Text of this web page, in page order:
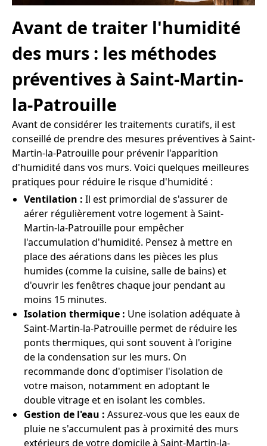
Avant de traiter l'humidité
des murs : les méthodes
préventives à Saint-Martin-
la-Patrouille
Avant de considérer les traitements curatifs, il est
conseillé de prendre des mesures préventives à Saint-
Martin-la-Patrouille pour prévenir l'apparition
d'humidité dans vos murs. Voici quelques meilleures
pratiques pour réduire le risque d'humidité :
Ventilation : Il est primordial de s'assurer de
aérer régulièrement votre logement à Saint-
Martin-la-Patrouille pour empêcher
l'accumulation d'humidité. Pensez à mettre en
place des aérations dans les pièces les plus
humides (comme la cuisine, salle de bains) et
d'ouvrir les fenêtres chaque jour pendant au
moins 15 minutes.
Isolation thermique : Une isolation adéquate à
Saint-Martin-la-Patrouille permet de réduire les
ponts thermiques, qui sont souvent à l'origine
de la condensation sur les murs. On
recommande donc d'optimiser l'isolation de
votre maison, notamment en adoptant le
double vitrage et en isolant les combles.
Gestion de l'eau : Assurez-vous que les eaux de
pluie ne s'accumulent pas à proximité des murs
extérieurs de votre domicile à Saint-Martin-la-